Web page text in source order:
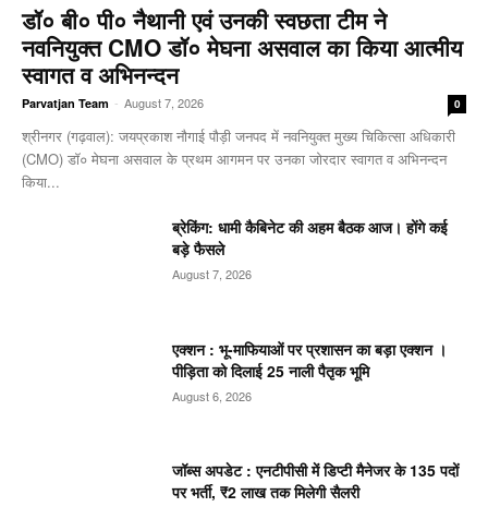
डॉ० बी० पी० नैथानी एवं उनकी स्वछता टीम ने
नवनियुक्त CMO डॉ० मेघना असवाल का किया आत्मीय
स्वागत व अभिनन्दन
Parvatjan Team - August 7, 2026 0
श्रीनगर (गढ़वाल): जयप्रकाश नौगाई ​पौड़ी जनपद में नवनियुक्त मुख्य चिकित्सा अधिकारी
(CMO) डॉ० मेघना असवाल के प्रथम आगमन पर उनका जोरदार स्वागत व अभिनन्दन
किया...
ब्रेकिंग: धामी कैबिनेट की अहम बैठक आज। होंगे कई
बड़े फैसले
August 7, 2026
एक्शन : भू-माफियाओं पर प्रशासन का बड़ा एक्शन ।
पीड़िता को दिलाई 25 नाली पैतृक भूमि
August 6, 2026
जॉब्स अपडेट : एनटीपीसी में डिप्टी मैनेजर के 135 पदों
पर भर्ती, ₹2 लाख तक मिलेगी सैलरी